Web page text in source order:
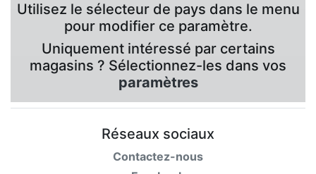
Utilisez le sélecteur de pays dans le menu
pour modifier ce paramètre.
Uniquement intéressé par certains
magasins ? Sélectionnez-les dans vos
paramètres
Réseaux sociaux
Contactez-nous